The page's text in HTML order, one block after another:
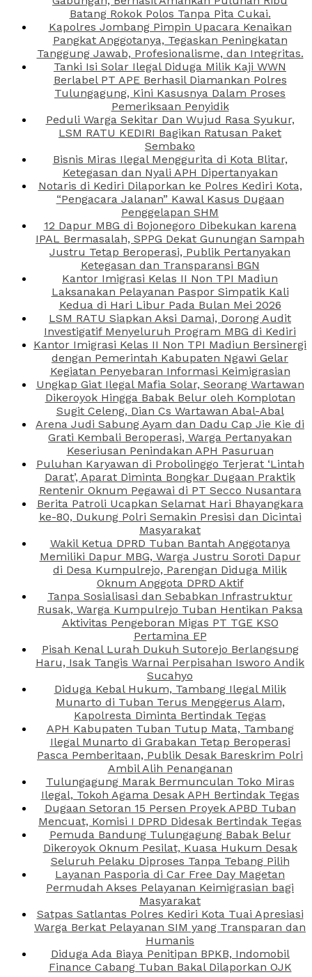
Batang Rokok Polos Tanpa Pita Cukai.
Kapolres Jombang Pimpin Upacara Kenaikan
Pangkat Anggotanya, Tegaskan Peningkatan
Tanggung Jawab, Profesionalisme, dan Integritas.
Tanki Isi Solar Ilegal Diduga Milik Kaji WWN
Berlabel PT APE Berhasil Diamankan Polres
Tulungagung, Kini Kasusnya Dalam Proses
Pemeriksaan Penyidik
Peduli Warga Sekitar Dan Wujud Rasa Syukur,
LSM RATU KEDIRI Bagikan Ratusan Paket
Sembako
Bisnis Miras Ilegal Menggurita di Kota Blitar,
Ketegasan dan Nyali APH Dipertanyakan
Notaris di Kediri Dilaporkan ke Polres Kediri Kota,
“Pengacara Jalanan” Kawal Kasus Dugaan
Penggelapan SHM
12 Dapur MBG di Bojonegoro Dibekukan karena
IPAL Bermasalah, SPPG Dekat Gunungan Sampah
Justru Tetap Beroperasi, Publik Pertanyakan
Ketegasan dan Transparansi BGN
Kantor Imigrasi Kelas II Non TPI Madiun
Laksanakan Pelayanan Paspor Simpatik Kali
Kedua di Hari Libur Pada Bulan Mei 2026
LSM RATU Siapkan Aksi Damai, Dorong Audit
Investigatif Menyeluruh Program MBG di Kediri
Kantor Imigrasi Kelas II Non TPI Madiun Bersinergi
dengan Pemerintah Kabupaten Ngawi Gelar
Kegiatan Penyebaran Informasi Keimigrasian
Ungkap Giat Ilegal Mafia Solar, Seorang Wartawan
Dikeroyok Hingga Babak Belur oleh Komplotan
Sugit Celeng, Dian Cs Wartawan Abal-Abal
Arena Judi Sabung Ayam dan Dadu Cap Jie Kie di
Grati Kembali Beroperasi, Warga Pertanyakan
Keseriusan Penindakan APH Pasuruan
Puluhan Karyawan di Probolinggo Terjerat ‘Lintah
Darat’, Aparat Diminta Bongkar Dugaan Praktik
Rentenir Oknum Pegawai di PT Secco Nusantara
Berita Patroli Ucapkan Selamat Hari Bhayangkara
ke-80, Dukung Polri Semakin Presisi dan Dicintai
Masyarakat
Wakil Ketua DPRD Tuban Bantah Anggotanya
Memiliki Dapur MBG, Warga Justru Soroti Dapur
di Desa Kumpulrejo, Parengan Diduga Milik
Oknum Anggota DPRD Aktif
Tanpa Sosialisasi dan Sebabkan Infrastruktur
Rusak, Warga Kumpulrejo Tuban Hentikan Paksa
Aktivitas Pengeboran Migas PT TGE KSO
Pertamina EP
Pisah Kenal Lurah Dukuh Sutorejo Berlangsung
Haru, Isak Tangis Warnai Perpisahan Isworo Andik
Sucahyo
Diduga Kebal Hukum, Tambang Ilegal Milik
Munarto di Tuban Terus Menggerus Alam,
Kapolresta Diminta Bertindak Tegas
APH Kabupaten Tuban Tutup Mata, Tambang
Ilegal Munarto di Grabakan Tetap Beroperasi
Pasca Pemberitaan, Publik Desak Bareskrim Polri
Ambil Alih Penanganan
Tulungagung Marak Bermunculan Toko Miras
Ilegal, Tokoh Agama Desak APH Bertindak Tegas
Dugaan Setoran 15 Persen Proyek APBD Tuban
Mencuat, Komisi I DPRD Didesak Bertindak Tegas
Pemuda Bandung Tulungagung Babak Belur
Dikeroyok Oknum Pesilat, Kuasa Hukum Desak
Seluruh Pelaku Diproses Tanpa Tebang Pilih
Layanan Pasporia di Car Free Day Magetan
Permudah Akses Pelayanan Keimigrasian bagi
Masyarakat
Satpas Satlantas Polres Kediri Kota Tuai Apresiasi
Warga Berkat Pelayanan SIM yang Transparan dan
Humanis
Diduga Ada Biaya Penitipan BPKB, Indomobil
Finance Cabang Tuban Bakal Dilaporkan OJK